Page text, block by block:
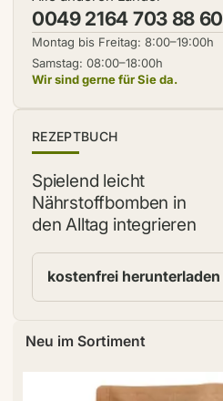
0049 2164 703 88 60
Montag bis Freitag: 8:00–19:00h
Samstag: 08:00–18:00h
Wir sind gerne für Sie da.
REZEPTBUCH
Spielend leicht
Nährstoffbomben in
den Alltag integrieren
kostenfrei herunterladen
Neu im Sortiment